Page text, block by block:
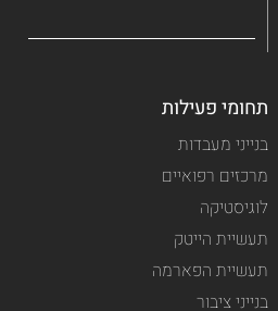
תחומי פעילות
בנייני מעבדות
מרכזים רפואיים
לוגיסטיקה
תעשיית הייטק
תעשיית הפארמה
בנייני ציבור